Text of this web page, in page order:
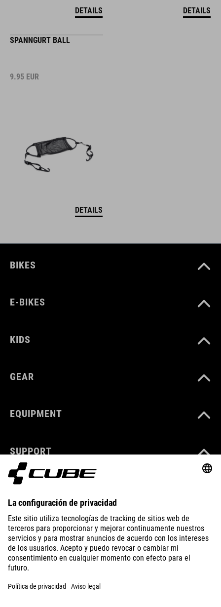
DETAILS DETAILS
SPANNGURT BALL
9.95 EUR
DETAILS
BIKES
E-BIKES
KIDS
GEAR
EQUIPMENT
SUPPORT
ÜBER UNS
ENTDECKEN